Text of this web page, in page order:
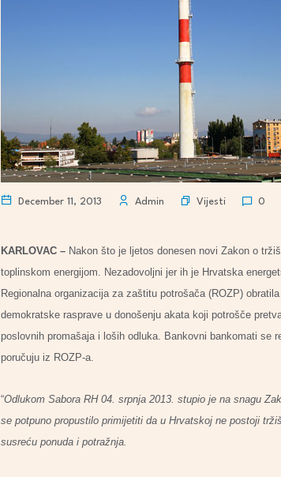
December 11, 2013 Admin Vijesti 0
KARLOVAC – Nakon što je ljetos donesen novi Zakon o
toplinskom energijom. Nezadovoljni jer ih je Hrvatska
Regionalna organizacija za zaštitu potrošača (ROZP)
demokratske rasprave u donošenju akata koji potrošče
poslovnih promašaja i loših odluka. Bankovni bankomati se
poručuju iz ROZP-a.
“Odlukom Sabora RH 04. srpnja 2013. stupio je na snagu
se potpuno propustilo primijetiti da u Hrvatskoj ne postoji
susreću ponuda i potražnja.